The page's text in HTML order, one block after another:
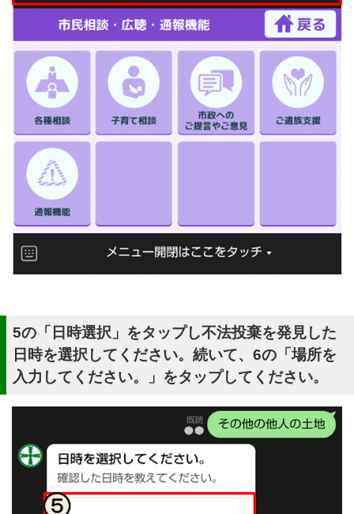
5の「日時選択」をタップし不法投棄を発見した
日時を選択してください。続いて、6の「場所を
入力してください。」をタップしてください。